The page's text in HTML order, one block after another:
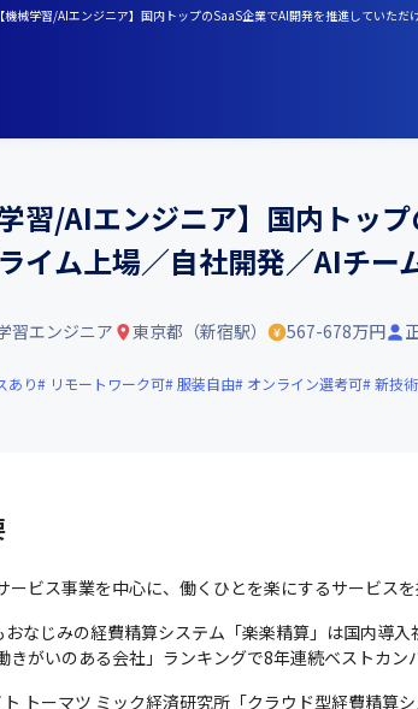
械学習/AIエンジニア】国内トップのSaaS企業でAI開発を推進していた
学習/AIエンジニア】国内トッ
イム上場／自社開発／AIチー
習エンジニア 東京都（新宿駅） 567-678万円
あり
リモートワーク可 服装自由 オンライン選考可 新技
ビス事業を中心に、働くひとを楽にするサービスを
なじみの経費精算システム「楽楽精算」は国内導入
きがいのある会社」ランキングで8年連続ベストカン
トーマツ ミック経済研究所「クラウド型経費精